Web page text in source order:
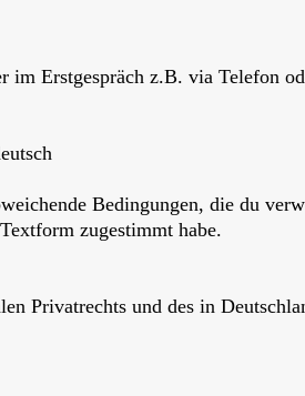
im Erstgespräch z.B. via Telefon
Bedingungen, die du
zugestimmt habe.
Privatrechts und des in